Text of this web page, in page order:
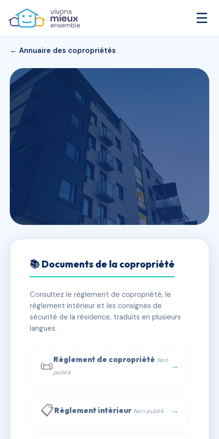
☰
← Annuaire des copropriétés
LES ACRES B
✓ Immatriculée 🏠 40 lots 🏗 1 bâtiment(s)
📞 Contacter Syndic Digital
📚 Documents de la copropriété
Consultez le règlement de copropriété, le
règlement intérieur et les consignes de
sécurité de la résidence, traduits en plusieurs
langues.
📜Règlement de copropriété Non
publié
→
📋Règlement intérieur Non publié →